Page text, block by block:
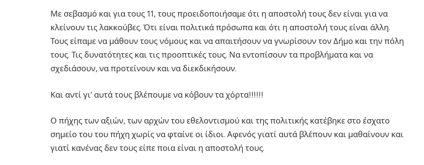
Με σεβασμό και για τους 11, τους προειδοποιήσαμε ότι η αποστολή τους δεν είναι για να
κλείνουν τις λακκούβες. Ότι είναι πολιτικά πρόσωπα και ότι η αποστολή τους είναι άλλη.
Τους είπαμε να μάθουν τους νόμους και να απαιτήσουν να γνωρίσουν τον Δήμο και την πόλη
τους. Τις δυνατότητες και τις προοπτικές τους. Να εντοπίσουν τα προβλήματα και να
σχεδιάσουν, να προτείνουν και να διεκδικήσουν.
Και αντί γι’ αυτά τους βλέπουμε να κόβουν τα χόρτα!!!!!!
Ο πήχης των αξιών, των αρχών του εθελοντισμού και της πολιτικής κατέβηκε στο έσχατο
σημείο του του πήχη χωρίς να φταίνε οι ίδιοι. Αφενός γιατί αυτά βλέπουν και μαθαίνουν και
γιατί κανένας δεν τους είπε ποια είναι η αποστολή τους.